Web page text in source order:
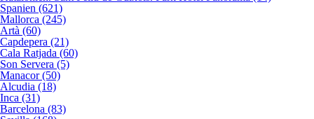
Spanien (621)
Mallorca (245)
Artà (60)
Capdepera (21)
Cala Ratjada (60)
Son Servera (5)
Manacor (50)
Alcudia (18)
Inca (31)
Barcelona (83)